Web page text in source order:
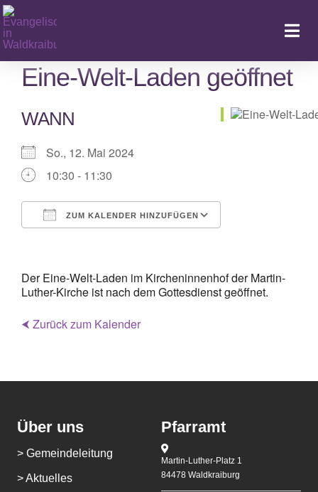
Zum
Inhalt
springen
Eine-Welt-Laden geöffnet
WANN
So., 12. Mai 2024
10:30 - 11:30
ZUM KALENDER HINZUFÜGEN
Der Eine-Welt-Laden im Kircheninnenhof der Martin-
Luther-Kirche ist nach dem Gottesdienst geöffnet.
⮜ Zurück zum Kalender
Über uns
> Gemeindeleitung
> Aktuelles
Pfarramt
Martin-Luther-Platz 1
84478 Waldkraiburg